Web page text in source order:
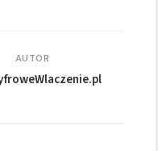
AUTOR